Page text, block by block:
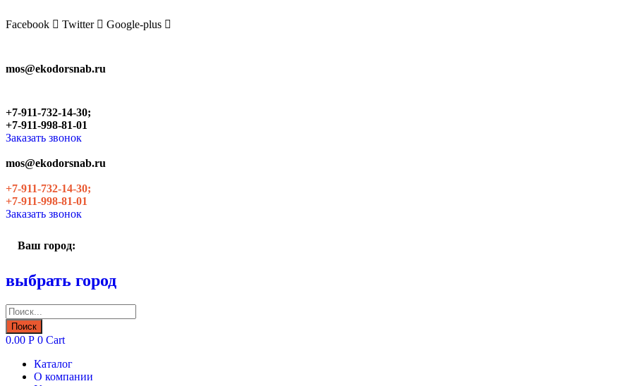
to
Facebook Twitter Google-plus
mos@ekodorsnab.ru
+7-911-732-14-30;
+7-911-998-81-01
Заказать звонок
mos@ekodorsnab.ru
+7-911-732-14-30;
+7-911-998-81-01
Заказать звонок
Ваш город:
выбрать город
Поиск
товаров
Поиск
0.00 Р 0 Cart
Каталог
О компании